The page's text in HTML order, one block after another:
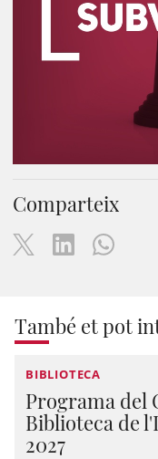
Comparteix
També et pot
BIBLIOTECA
Programa del
Biblioteca de
2027